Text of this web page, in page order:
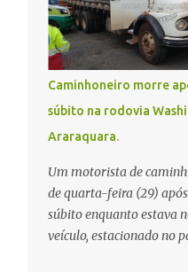
Caminhoneiro morre
súbito na rodovia
Araraquara.
Um motorista de
de quarta-feira (29)
súbito enquanto estava
veículo, estacionado no